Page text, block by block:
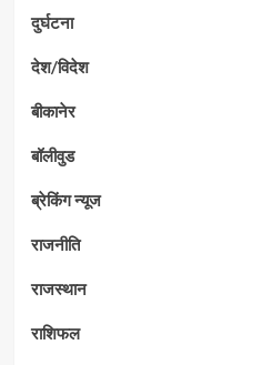
दुर्घटना
देश/विदेश
बीकानेर
बॉलीवुड
ब्रेकिंग न्यूज
राजनीति
राजस्थान
राशिफल